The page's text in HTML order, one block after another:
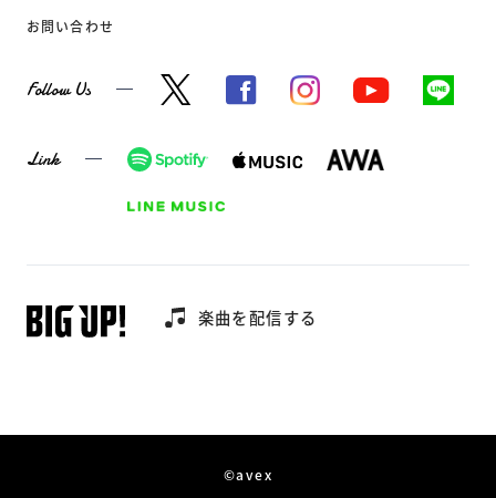
お問い合わせ
Follow Us
Link
楽曲を配信する
©avex